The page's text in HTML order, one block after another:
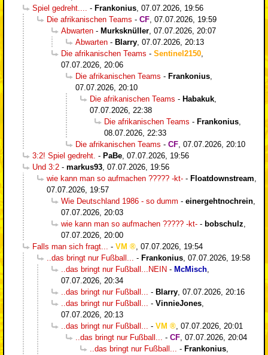
Spiel gedreht.... - Frankonius, 07.07.2026, 19:56
Die afrikanischen Teams - CF, 07.07.2026, 19:59
Abwarten - Murksknüller, 07.07.2026, 20:07
Abwarten - Blarry, 07.07.2026, 20:13
Die afrikanischen Teams - Sentinel2150,
07.07.2026, 20:06
Die afrikanischen Teams - Frankonius,
07.07.2026, 20:10
Die afrikanischen Teams - Habakuk,
07.07.2026, 22:38
Die afrikanischen Teams - Frankonius,
08.07.2026, 22:33
Die afrikanischen Teams - CF, 07.07.2026, 20:10
3:2! Spiel gedreht. - PaBe, 07.07.2026, 19:56
Und 3:2 - markus93, 07.07.2026, 19:56
wie kann man so aufmachen ????? -kt- - Floatdownstream,
07.07.2026, 19:57
Wie Deutschland 1986 - so dumm - einergehtnochrein,
07.07.2026, 20:03
wie kann man so aufmachen ????? -kt- - bobschulz,
07.07.2026, 20:00
Falls man sich fragt... - VM , 07.07.2026, 19:54
..das bringt nur Fußball... - Frankonius, 07.07.2026, 19:58
..das bringt nur Fußball...NEIN - McMisch,
07.07.2026, 20:34
..das bringt nur Fußball... - Blarry, 07.07.2026, 20:16
..das bringt nur Fußball... - VinnieJones,
07.07.2026, 20:13
..das bringt nur Fußball... - VM , 07.07.2026, 20:01
..das bringt nur Fußball... - CF, 07.07.2026, 20:04
..das bringt nur Fußball... - Frankonius,